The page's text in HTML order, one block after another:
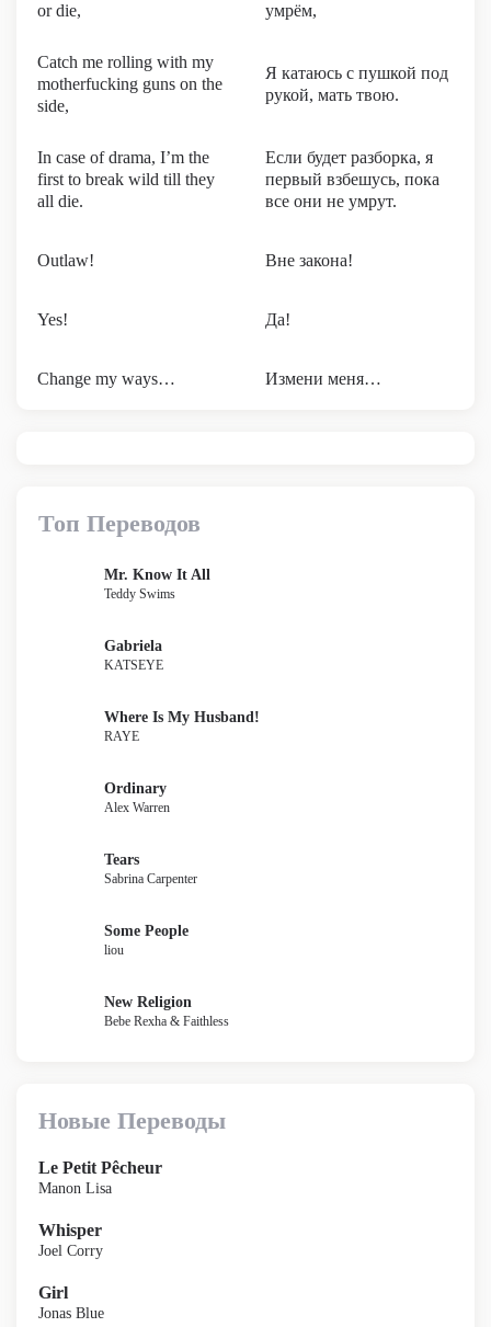
or die, умрём,
Catch me rolling with my
motherfucking guns on the
side,
Я катаюсь с пушкой под
рукой, мать твою.
In case of drama, I’m the
first to break wild till they
all die.
Если будет разборка, я
первый взбешусь, пока
все они не умрут.
Outlaw! Вне закона!
Yes! Да!
Change my ways… Измени меня…
Топ Переводов
Mr. Know It All
Teddy Swims
Gabriela
KATSEYE
Where Is My Husband!
RAYE
Ordinary
Alex Warren
Tears
Sabrina Carpenter
Some People
liou
New Religion
Bebe Rexha & Faithless
Новые Переводы
Le Petit Pêcheur
Manon Lisa
Whisper
Joel Corry
Girl
Jonas Blue